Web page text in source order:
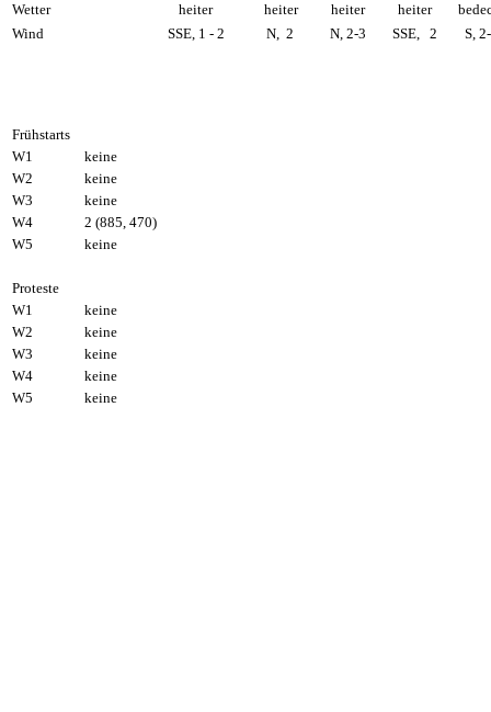
Wetter heiter heiter heiter heiter
Wind
SSE, 1 - 2 N, 2 N, 2-3 SSE, 2 S,
Frühstarts
W1
keine
W2
keine
W3
keine
W4
2 (885, 470)
W5
keine
Proteste
W1
keine
W2
keine
W3
keine
W4
keine
W5
keine